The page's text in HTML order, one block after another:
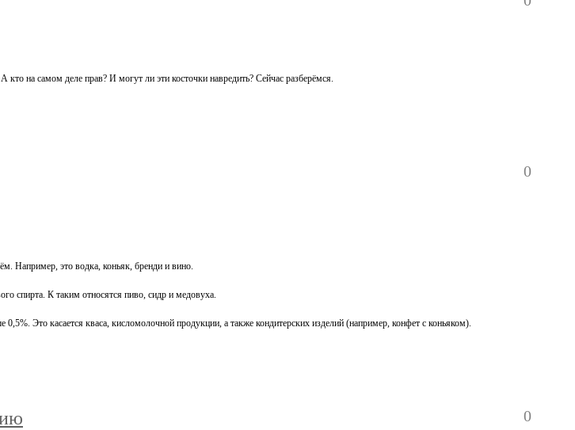
кто на самом деле прав? И могут ли эти косточки навредить? Сейчас разберёмся.
0
Например, это водка, коньяк, бренди и вино.
спирта. К таким относятся пиво, сидр и медовуха.
Это касается кваса, кисломолочной продукции, а также кондитерских изделий (например, конфет с коньяком).
0